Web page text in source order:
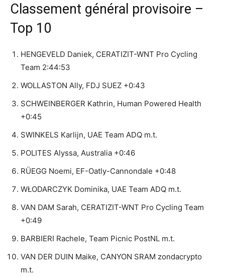
Classement général provisoire –
Top 10
HENGEVELD Daniek, CERATIZIT-WNT Pro Cycling
Team 2:44:53
WOLLASTON Ally, FDJ SUEZ +0:43
SCHWEINBERGER Kathrin, Human Powered Health
+0:45
SWINKELS Karlijn, UAE Team ADQ m.t.
POLITES Alyssa, Australia +0:46
RÜEGG Noemi, EF-Oatly-Cannondale +0:48
WŁODARCZYK Dominika, UAE Team ADQ m.t.
VAN DAM Sarah, CERATIZIT-WNT Pro Cycling Team
+0:49
BARBIERI Rachele, Team Picnic PostNL m.t.
VAN DER DUIN Maike, CANYON SRAM zondacrypto
m.t.